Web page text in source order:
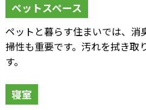
ペットスペース
ペットと暮らす住まいでは、消
掃性も重要です。汚れを拭き取
す。
寝室